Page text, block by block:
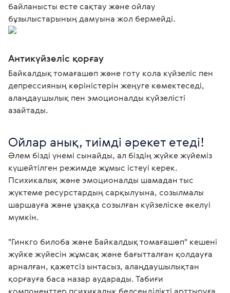
байланысты есте сақтау және ойлау
бұзылыстарының дамуына жол бермейді.
Антикүйзеліс қорғау
Байкалдық томағашөп және готу кола күйзеліс пен
депрессияның көріністерін жеңуге көмектеседі,
алаңдаушылық пен эмоционалды күйзелісті
азайтады.
Әлем бізді үнемі сынайды, ал біздің жүйке жүйеміз
күшейтілген режимде жұмыс істеуі керек.
Психикалық және эмоционалды шамадан тыс
жүктеме ресурстардың сарқылуына, созылмалы
шаршауға және ұзаққа созылған күйзеліске әкелуі
мүмкін.
"Гинкго билоба және Байкалдық томағашөп" кешені
жүйке жүйесін жұмсақ және бағытталған қолдауға
арналған, қажетсіз ынтасыз, алаңдаушылықтан
қорғауға баса назар аударады. Табиғи